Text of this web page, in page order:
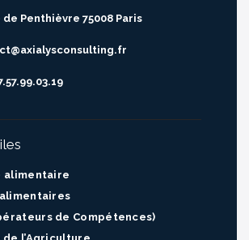
de Penthièvre 75008 Paris
alimentaire
de Compétences)